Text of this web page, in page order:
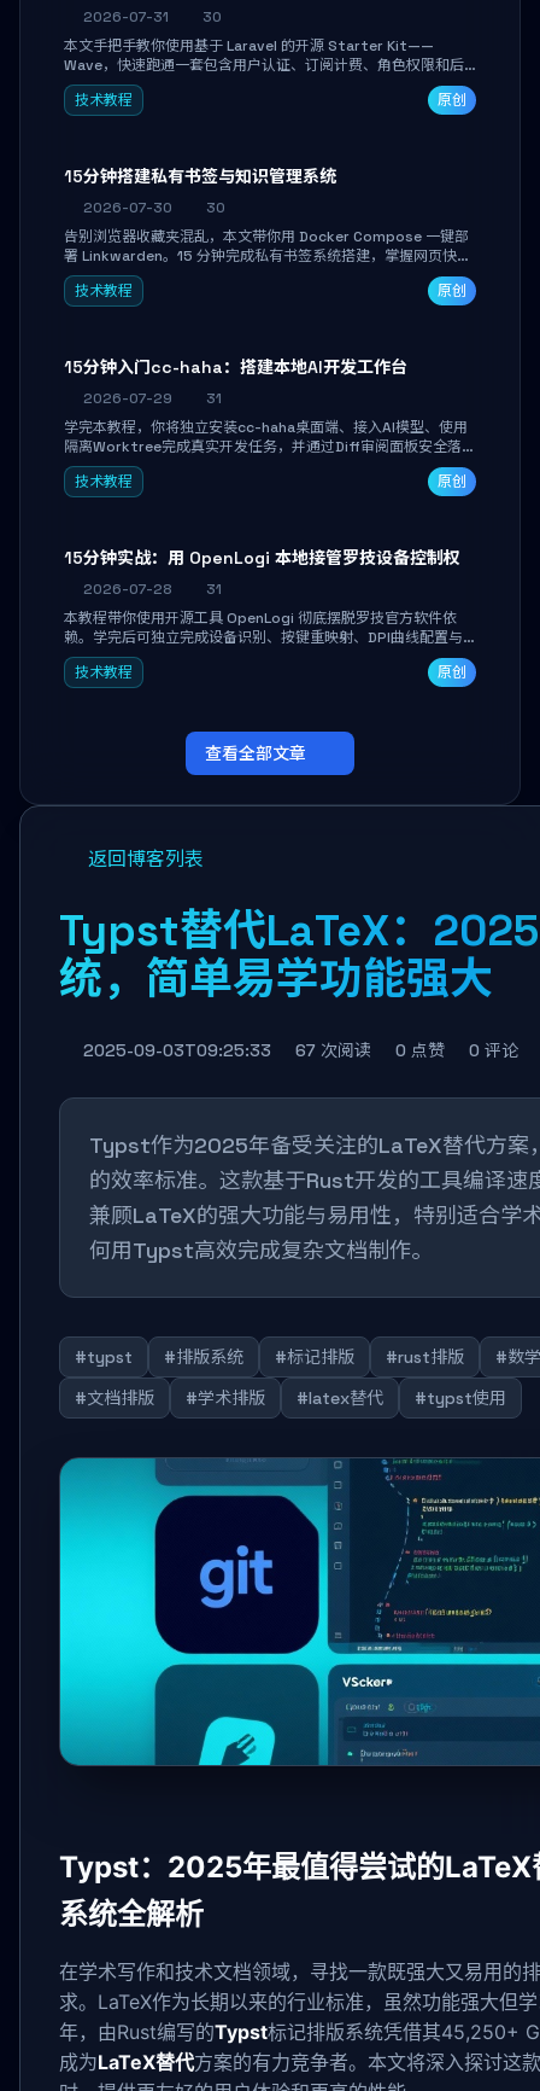
2026-07-31
30
本文手把手教你使用基于 Laravel 的开源 Starter Kit——
Wave，快速跑通一套包含用户认证、订阅计费、角色权限和后
台管理的完整 SaaS 骨架。附带 Stripe 测试支付对接与自定义
业务页面开发实战，助你省去重复基建时间，将精力聚焦于核心
技术教程 原创
15分钟搭建私有书签与知识管理系统
2026-07-30
30
告别浏览器收藏夹混乱，本文带你用 Docker Compose 一键部
署 Linkwarden。15 分钟完成私有书签系统搭建，掌握网页快照
归档、高亮批注、分类管理与全文搜索。适合开发者与知识工作
者打造个人知识库，资料统一归档，随时检索。
技术教程 原创
15分钟入门cc-haha：搭建本地AI开发工作台
2026-07-29
31
学完本教程，你将独立安装cc-haha桌面端、接入AI模型、使用
隔离Worktree完成真实开发任务，并通过Diff审阅面板安全落地
AI代码改写。告别终端黑盒操作，让AI在沙箱环境中工作，你只
做审阅和决策。
技术教程 原创
15分钟实战：用 OpenLogi 本地接管罗技设备控制权
2026-07-28
31
本教程带你使用开源工具 OpenLogi 彻底摆脱罗技官方软件依
赖。学完后可独立完成设备识别、按键重映射、DPI曲线配置与
SmartShift调节，实现完全离线控制，保护隐私并释放硬件性
能。
技术教程 原创
查看全部文章
返回博客列表
Typst替代LaTeX：
统，简单易学功能强大
2025-09-03T09:25:33 67 次阅读 0 点赞 0 评论
Typst作为2025年备受关注的LaTeX替代方案
的效率标准。这款基于Rust开发的工具编译
兼顾LaTeX的强大功能与易用性，特别适合学
何用Typst高效完成复杂文档制作。
#typst #排版系统 #标记排版 #rust排版
#数
#文档排版
#学术排版 #latex替代 #typst使用
Typst：2025年最值得尝试的LaTeX
系统全解析
在学术写作和技术文档领域，寻找一款既强大又易用的
求。LaTeX作为长期以来的行业标准，虽然功能强大但
年，由Rust编写的Typst标记排版系统凭借其45,250+
成为LaTeX替代方案的有力竞争者。本文将深入探讨这